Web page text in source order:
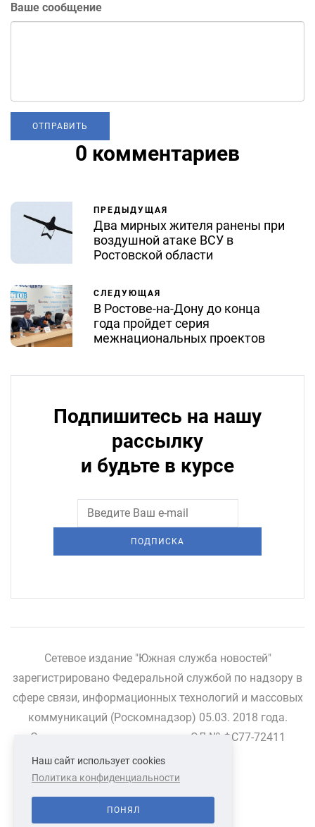
Ваше сообщение
0 комментариев
ПРЕДЫДУЩАЯ
Два мирных жителя ранены при
воздушной атаке ВСУ в
Ростовской области
СЛЕДУЮЩАЯ
В Ростове-на-Дону до конца
года пройдет серия
межнациональных проектов
Подпишитесь на нашу
рассылку
и будьте в курсе
ПОДПИСКА
Сетевое издание "Южная служба новостей"
зарегистрировано Федеральной службой по надзору в
сфере связи, информационных технологий и массовых
коммуникаций (Роскомнадзор) 05.03. 2018 года.
Свидетельство о регистрации ЭЛ № ФС77-72411
СВЯЗАТЬСЯ С НАМИ
Наш сайт использует cookies
Политика конфиденциальности
ПОНЯЛ